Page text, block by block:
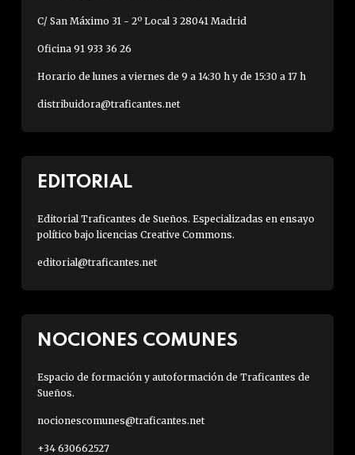
C/ San Máximo 31 - 2º Local 3 28041 Madrid
Oficina 91 933 36 26
Horario de lunes a viernes de 9 a 14:30 h y de 15:30 a 17 h
distribuidora@traficantes.net
EDITORIAL
Editorial Traficantes de Sueños. Especializadas en ensayo
político bajo licencias Creative Commons.
editorial@traficantes.net
NOCIONES COMUNES
Espacio de formación y autoformación de Traficantes de
Sueños.
nocionescomunes@traficantes.net
+34 630662527